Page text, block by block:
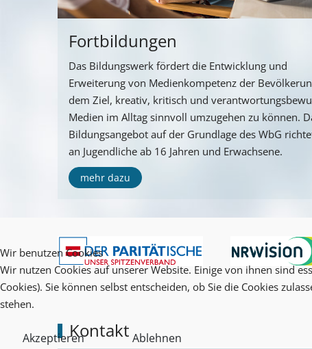
Fortbildungen
Das Bildungswerk fördert die Entwicklung und
Erweiterung von Medienkompetenz der
dem Ziel, kreativ, kritisch und
Medien im Alltag sinnvoll umzugehen zu können.
Bildungsangebot auf der Grundlage des WbG
an Jugendliche ab 16 Jahren und Erwachsene.
mehr dazu
Kontakt
Wir benutzen Cookies
Wir nutzen Cookies auf unserer Website. Einige von ihnen sind
Cookies). Sie können selbst entscheiden, ob Sie die Cookies
stehen.
Akzeptieren Ablehnen